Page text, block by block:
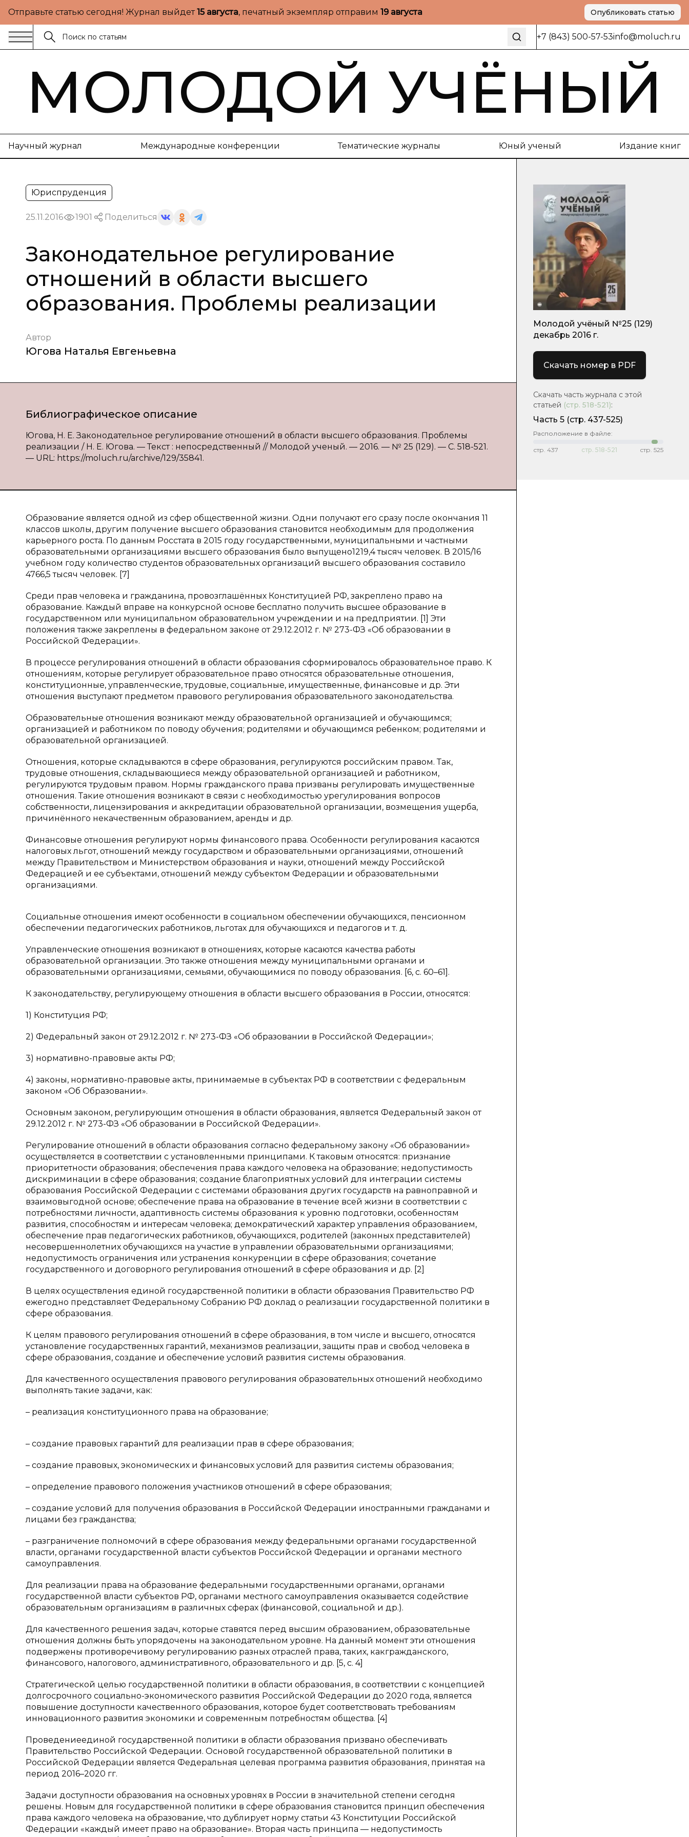
Отправьте статью сегодня! Журнал выйдет15 августа, печатный экземпляр отправим 19 августа Опубликовать статью
+7 (843) 500-57-53info@moluch.ru
МОЛОДОЙ УЧЁНЫЙ
Научный журнал Международные конференции Тематические журналы Юный ученый Издание книг
Юриспруденция
25.11.2016 1901 Поделиться
Законодательное регулирование
отношений в области высшего
образования. Проблемы реализации
Автор
Югова Наталья Евгеньевна
Библиографическое описание
Югова, Н. Е. Законодательное регулирование отношений в области высшего образования. Проблемы
реализации / Н. Е. Югова. — Текст : непосредственный // Молодой ученый. — 2016. — № 25 (129). — С. 518-521.
— URL: https://moluch.ru/archive/129/35841.
Образование является одной из сфер общественной жизни. Одни получают его сразу после окончания 11
классов школы, другим получение высшего образования становится необходимым для продолжения
карьерного роста. По данным Росстата в 2015 году государственными, муниципальными и частными
образовательными организациями высшего образования было выпущено1219,4 тысяч человек. В 2015/16
учебном году количество студентов образовательных организаций высшего образования составило
4766,5 тысяч человек. [7]
Среди прав человека и гражданина, провозглашённых Конституцией РФ, закреплено право на
образование. Каждый вправе на конкурсной основе бесплатно получить высшее образование в
государственном или муниципальном образовательном учреждении и на предприятии. [1] Эти
положения также закреплены в федеральном законе от 29.12.2012 г. № 273-ФЗ «Об образовании в
Российской Федерации».
В процессе регулирования отношений в области образования сформировалось образовательное право. К
отношениям, которые регулирует образовательное право относятся образовательные отношения,
конституционные, управленческие, трудовые, социальные, имущественные, финансовые и др. Эти
отношения выступают предметом правового регулирования образовательного законодательства.
Образовательные отношения возникают между образовательной организацией и обучающимся;
организацией и работником по поводу обучения; родителями и обучающимся ребенком; родителями и
образовательной организацией.
Отношения, которые складываются в сфере образования, регулируются российским правом. Так,
трудовые отношения, складывающиеся между образовательной организацией и работником,
регулируются трудовым правом. Нормы гражданского права призваны регулировать имущественные
отношения. Такие отношения возникают в связи с необходимостью урегулирования вопросов
собственности, лицензирования и аккредитации образовательной организации, возмещения ущерба,
причинённого некачественным образованием, аренды и др.
Финансовые отношения регулируют нормы финансового права. Особенности регулирования касаются
налоговых льгот, отношений между государством и образовательными организациями, отношений
между Правительством и Министерством образования и науки, отношений между Российской
Федерацией и ее субъектами, отношений между субъектом Федерации и образовательными
организациями.
Социальные отношения имеют особенности в социальном обеспечении обучающихся, пенсионном
обеспечении педагогических работников, льготах для обучающихся и педагогов и т. д.
Управленческие отношения возникают в отношениях, которые касаются качества работы
образовательной организации. Это также отношения между муниципальными органами и
образовательными организациями, семьями, обучающимися по поводу образования. [6, с. 60–61].
К законодательству, регулирующему отношения в области высшего образования в России, относятся:
1) Конституция РФ;
2) Федеральный закон от 29.12.2012 г. № 273-ФЗ «Об образовании в Российской Федерации»;
3) нормативно-правовые акты РФ;
4) законы, нормативно-правовые акты, принимаемые в субъектах РФ в соответствии с федеральным
законом «Об Образовании».
Основным законом, регулирующим отношения в области образования, является Федеральный закон от
29.12.2012 г. № 273-ФЗ «Об образовании в Российской Федерации».
Регулирование отношений в области образования согласно федеральному закону «Об образовании»
осуществляется в соответствии с установленными принципами. К таковым относятся: признание
приоритетности образования; обеспечения права каждого человека на образование; недопустимость
дискриминации в сфере образования; создание благоприятных условий для интеграции системы
образования Российской Федерации с системами образования других государств на равноправной и
взаимовыгодной основе; обеспечение права на образование в течение всей жизни в соответствии с
потребностями личности, адаптивность системы образования к уровню подготовки, особенностям
развития, способностям и интересам человека; демократический характер управления образованием,
обеспечение прав педагогических работников, обучающихся, родителей (законных представителей)
несовершеннолетних обучающихся на участие в управлении образовательными организациями;
недопустимость ограничения или устранения конкуренции в сфере образования; сочетание
государственного и договорного регулирования отношений в сфере образования и др. [2]
В целях осуществления единой государственной политики в области образования Правительство РФ
ежегодно представляет Федеральному Собранию РФ доклад о реализации государственной политики в
сфере образования.
К целям правового регулирования отношений в сфере образования, в том числе и высшего, относятся
установление государственных гарантий, механизмов реализации, защиты прав и свобод человека в
сфере образования, создание и обеспечение условий развития системы образования.
Для качественного осуществления правового регулирования образовательных отношений необходимо
выполнять такие задачи, как:
– реализация конституционного права на образование;
– создание правовых гарантий для реализации прав в сфере образования;
– создание правовых, экономических и финансовых условий для развития системы образования;
– определение правового положения участников отношений в сфере образования;
– создание условий для получения образования в Российской Федерации иностранными гражданами и
лицами без гражданства;
– разграничение полномочий в сфере образования между федеральными органами государственной
власти, органами государственной власти субъектов Российской Федерации и органами местного
самоуправления.
Для реализации права на образование федеральными государственными органами, органами
государственной власти субъектов РФ, органами местного самоуправления оказывается содействие
образовательным организациям в различных сферах (финансовой, социальной и др.).
Для качественного решения задач, которые ставятся перед высшим образованием, образовательные
отношения должны быть упорядочены на законодательном уровне. На данный момент эти отношения
подвержены противоречивому регулированию разных отраслей права, таких, какгражданского,
финансового, налогового, административного, образовательного и др. [5, с. 4]
Стратегической целью государственной политики в области образования, в соответствии с концепцией
долгосрочного социально-экономического развития Российской Федерации до 2020 года, является
повышение доступности качественного образования, которое будет соответствовать требованиям
инновационного развития экономики и современным потребностям общества. [4]
Проведениеединой государственной политики в области образования призвано обеспечивать
Правительство Российской Федерации. Основой государственной образовательной политики в
Российской Федерации является Федеральная целевая программа развития образования, принятая на
период 2016–2020 гг.
Задачи доступности образования на основных уровнях в России в значительной степени сегодня
решены. Новым для государственной политики в сфере образования становится принцип обеспечения
права каждого человека на образование, что дублирует норму статьи 43 Конституции Российской
Федерации «каждый имеет право на образование». Вторая часть принципа — недопустимость
Молодой учёный №25 (129)
декабрь 2016 г.
Скачать номер в PDF
Скачать часть журнала с этой
статьей (стр. 518-521):
Часть 5 (стр. 437-525)
Расположение в файле:
стр. 437 стр. 518-521 стр. 525